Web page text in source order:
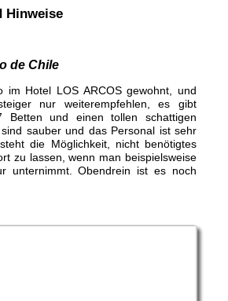
Hinweise
de Chile
im Hotel LOS ARCOS gewohnt, und
nur weiterempfehlen, es gibt
und einen tollen schattigen
sauber und das Personal ist sehr
die Möglichkeit, nicht benötigtes
zu lassen, wenn man beispielsweise
unternimmt. Obendrein ist es noch